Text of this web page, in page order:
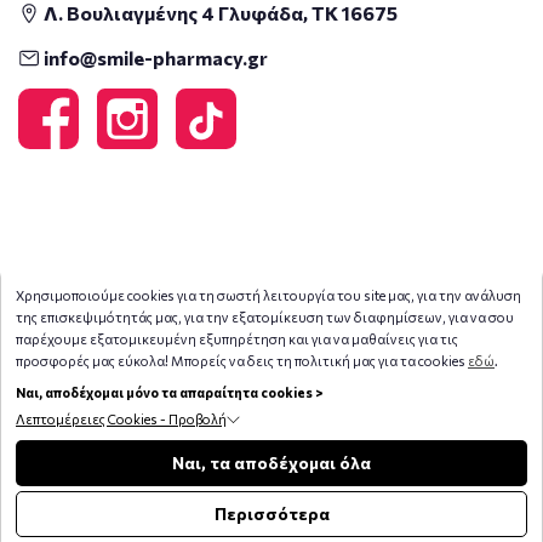
Χρησιμοποιούμε cookies για τη σωστή λειτουργία του site μας, για την ανάλυση
της επισκεψιμότητάς μας, για την εξατομίκευση των διαφημίσεων, για να σου
παρέχουμε εξατομικευμένη εξυπηρέτηση και για να μαθαίνεις για τις
προσφορές μας εύκολα! Μπορείς να δεις τη πολιτική μας για τα cookies εδώ.
Ναι, αποδέχομαι μόνο τα απαραίτητα cookies >
Λεπτομέρειες Cookies - Προβολή
Ναι, τα αποδέχομαι όλα
Περισσότερα
Λ. Βουλιαγμένης 4 Γλυφάδα, ΤΚ 16675
info@smile-pharmacy.gr
Copyright © 2026smile-pharmacy.gr